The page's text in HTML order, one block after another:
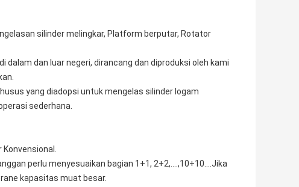
silinder melingkar, Platform berputar, Rotator
dan luar negeri, dirancang dan diproduksi oleh kami
yang diadopsi untuk mengelas silinder logam
sederhana.
Konvensional.
perlu menyesuaikan bagian 1+1, 2+2,….,10+10….Jika
kapasitas muat besar.